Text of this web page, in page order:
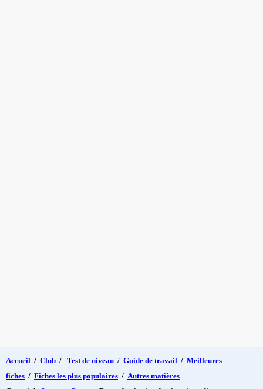
Accueil / Club / Test de niveau / Guide de travail / Meilleures
fiches / Fiches les plus populaires / Autres matières